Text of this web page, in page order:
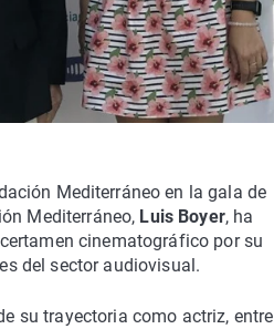
Mediterráneo en la gala de
Mediterráneo, Luis Boyer, ha
cinematográfico por su
del sector audiovisual.
su trayectoria como actriz, entre